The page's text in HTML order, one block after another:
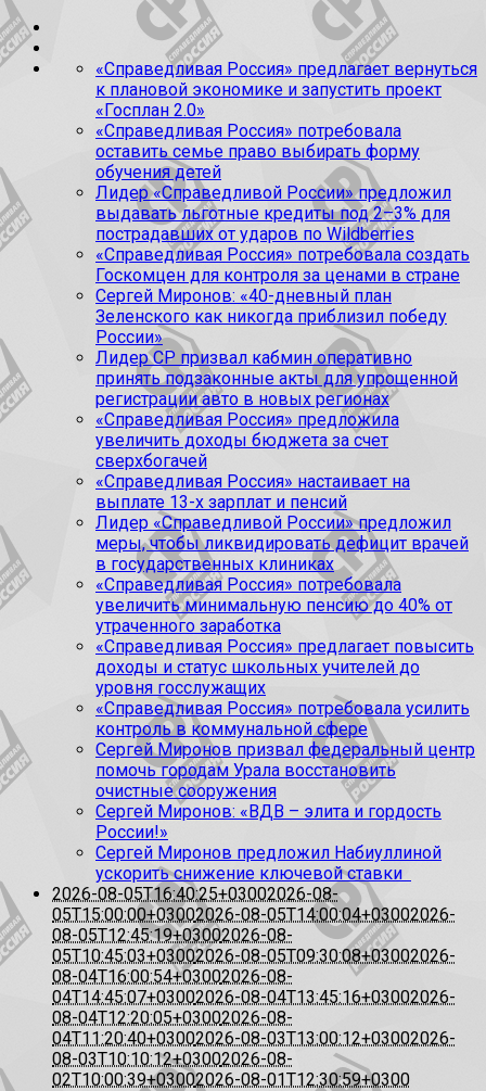
«Справедливая Россия» предлагает вернуться
к плановой экономике и запустить проект
«Госплан 2.0»
«Справедливая Россия» потребовала
оставить семье право выбирать форму
обучения детей
Лидер «Справедливой России» предложил
выдавать льготные кредиты под 2–3% для
пострадавших от ударов по Wildberries
«Справедливая Россия» потребовала создать
Госкомцен для контроля за ценами в стране
Сергей Миронов: «40-дневный план
Зеленского как никогда приблизил победу
России»
Лидер СР призвал кабмин оперативно
принять подзаконные акты для упрощенной
регистрации авто в новых регионах
«Справедливая Россия» предложила
увеличить доходы бюджета за счет
сверхбогачей
«Справедливая Россия» настаивает на
выплате 13-х зарплат и пенсий
Лидер «Справедливой России» предложил
меры, чтобы ликвидировать дефицит врачей
в государственных клиниках
«Справедливая Россия» потребовала
увеличить минимальную пенсию до 40% от
утраченного заработка
«Справедливая Россия» предлагает повысить
доходы и статус школьных учителей до
уровня госслужащих
«Справедливая Россия» потребовала усилить
контроль в коммунальной сфере
Сергей Миронов призвал федеральный центр
помочь городам Урала восстановить
очистные сооружения
Сергей Миронов: «ВДВ – элита и гордость
России!»
Сергей Миронов предложил Набиуллиной
ускорить снижение ключевой ставки
2026-08-05T16:40:25+03002026-08-
05T15:00:00+03002026-08-05T14:00:04+03002026-
08-05T12:45:19+03002026-08-
05T10:45:03+03002026-08-05T09:30:08+03002026-
08-04T16:00:54+03002026-08-
04T14:45:07+03002026-08-04T13:45:16+03002026-
08-04T12:20:05+03002026-08-
04T11:20:40+03002026-08-03T13:00:12+03002026-
08-03T10:10:12+03002026-08-
02T10:00:39+03002026-08-01T12:30:59+0300